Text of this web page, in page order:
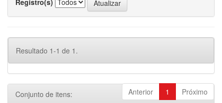
Resultado 1-1 de 1.
Anterior 1 Próximo
Conjunto de itens: